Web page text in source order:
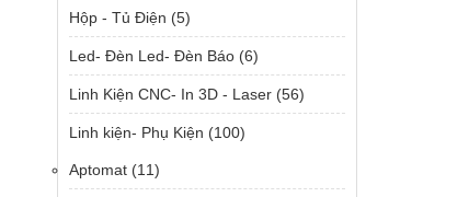
Hộp - Tủ Điện (5)
Led- Đèn Led- Đèn Báo (6)
Linh Kiện CNC- In 3D - Laser (56)
Linh kiện- Phụ Kiện (100)
Aptomat (11)